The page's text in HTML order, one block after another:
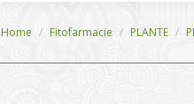
You are here:
Home Fitofarmacie PLANTE